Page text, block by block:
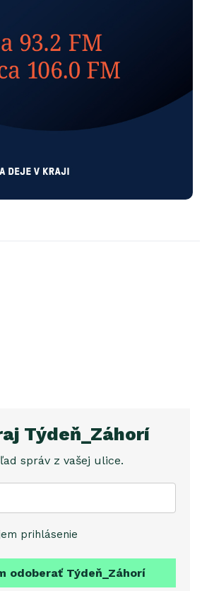
Týdeň_Záhorí
správ z vašej ulice.
prihlásenie
odoberať Týdeň_Záhorí